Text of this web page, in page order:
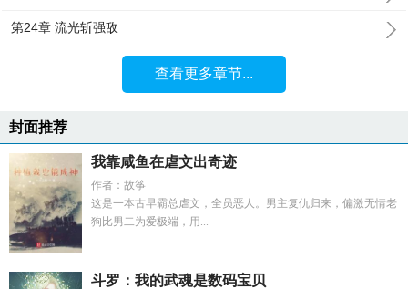
第24章 流光斩强敌
查看更多章节...
封面推荐
我靠咸鱼在虐文出奇迹
作者：故筝
这是一本古早霸总虐文，全员恶人。男主复仇归来，偏激无情老
狗比男二为爱极端，用...
斗罗：我的武魂是数码宝贝